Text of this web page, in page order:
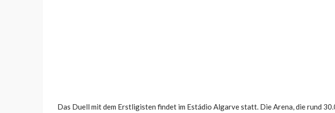
Das Duell mit dem Erstligisten findet im Estádio Algarve statt. Die Arena, die rund